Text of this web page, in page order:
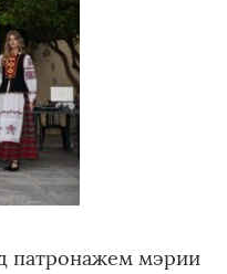
патронажем мэрии